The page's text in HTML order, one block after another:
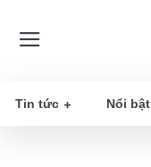
Tin tức Nổi bật